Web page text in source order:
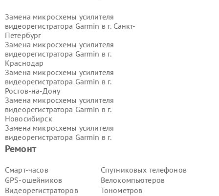
Ремонт
Смарт-часов
GPS-ошейников
Видеорегистраторов
Спутниковых телефонов
Велокомпьютеров
Тонометров
Замена микросхемы усилителя
видеорегистратора Garmin в г. Санкт-
Петербург
Замена микросхемы усилителя
видеорегистратора Garmin в г.
Краснодар
Замена микросхемы усилителя
видеорегистратора Garmin в г.
Ростов-на-Дону
Замена микросхемы усилителя
видеорегистратора Garmin в г.
Новосибирск
Замена микросхемы усилителя
видеорегистратора Garmin в г.
Екатеринбург
Замена микросхемы усилителя
Казань
Замена микросхемы усилителя
видеорегистратора Garmin в г.